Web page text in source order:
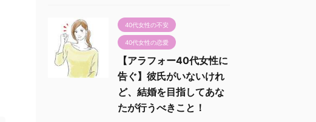
40代女性の不安
40代女性の恋愛
【アラフォー40代女性に
告ぐ】彼氏がいないけれ
ど、結婚を目指してあな
たが行うべきこと！